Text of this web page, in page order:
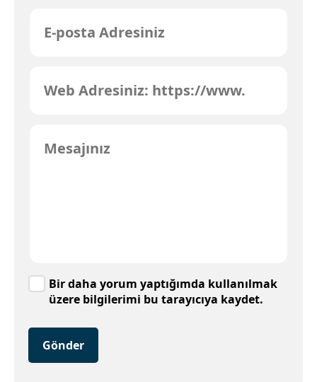
Bir daha yorum yaptığımda kullanılmak
üzere bilgilerimi bu tarayıcıya kaydet.
Gönder